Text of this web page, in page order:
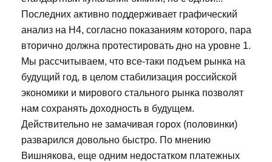
Последних активно поддерживает графический
анализ на Н4, согласно показаниям которого, пара
вторично должна протестировать дно на уровне 1.
Мы рассчитываем, что все-таки подъем рынка на
будущий год, в целом стабилизация российской
экономики и мирового стального рынка позволят
нам сохранять доходность в будущем.
Действительно не замачивая горох (половинки)
разварился довольно быстро. По мнению
Вишнякова, еще одним недостатком платежных